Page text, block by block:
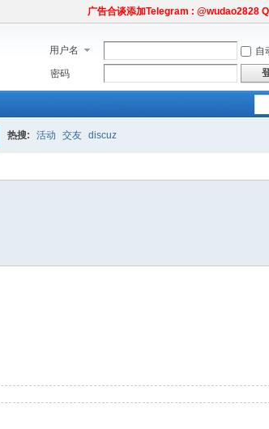
广告合谈添加Telegram : @wudao2828
用户名 自
密码
热搜: 活动 交友 discuz